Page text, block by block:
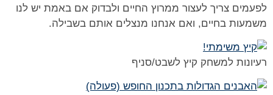
לפעמים צריך לעצור ממרוץ החיים ולבדוק אם באמת יש לנו
משמעות בחיים, ואם אנחנו מנצלים אותם בשבילה.
רעיונות למשחק קיץ לשבט/סניף